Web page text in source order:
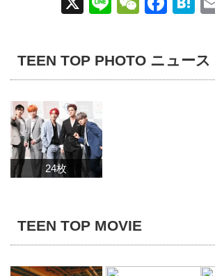
h
e
n
TEEN TOP PHOTO ニュース
24枚
TEEN TOP MOVIE